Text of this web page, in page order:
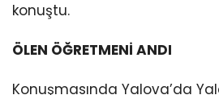
konuştu.
ÖLEN ÖĞRETMENİ ANDI
Konuşmasında Yalova’da